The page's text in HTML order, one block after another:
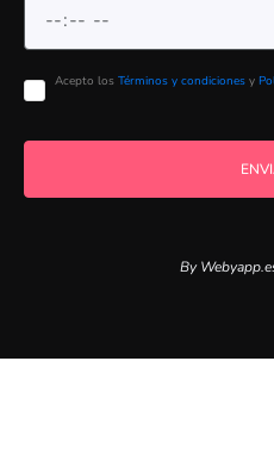
Acepto los Términos y condiciones y
By